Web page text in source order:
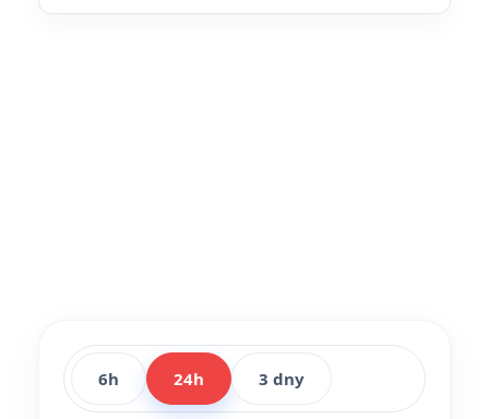
6h 24h 3 dny